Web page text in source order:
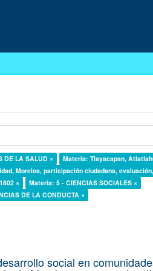
DE LA SALUD ×
Materia: Tlayacapan,
Morelos, participación ciudadana,
×
Materia: 5 - CIENCIAS SOCIALES ×
DE LA CONDUCTA ×
social en